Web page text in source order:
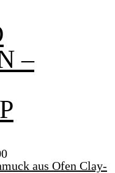
–